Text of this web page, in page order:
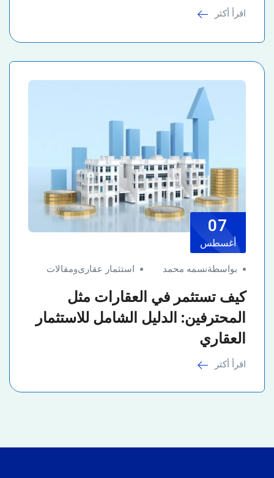
اقرأ أكثر
07
أغسطس
بواسطةنسمه محمد استثمار عقارىومقالات
كيف تستثمر في العقارات مثل
المحترفين: الدليل الشامل للاستثمار
العقاري
اقرأ أكثر